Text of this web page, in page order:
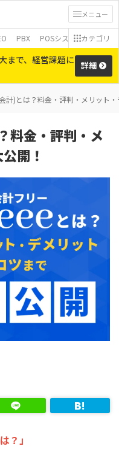
メニュー
PBX POSシステム モバイ
カテゴリ
まで、経営課題に
詳細
計)とは？料金・評判・メリット
料金・評判・メ
開！
？」